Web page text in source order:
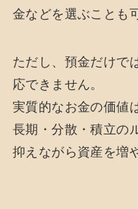
金などを選ぶことも
ただし、預金だけで
応できません。
実質的なお金の価値
長期・分散・積立の
抑えながら資産を増